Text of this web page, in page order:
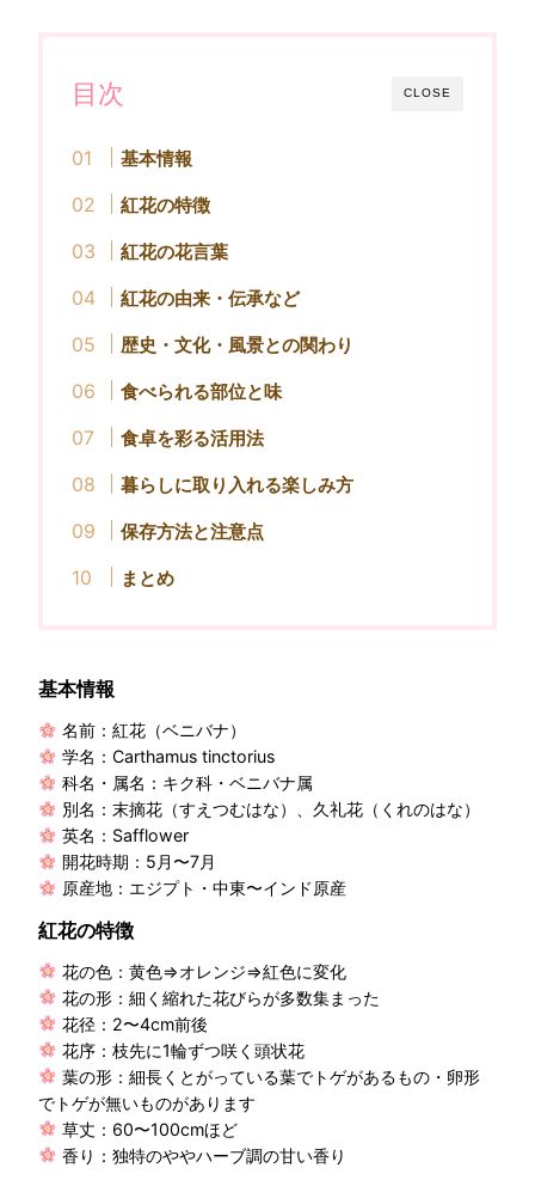
CLOSE
目次
基本情報
紅花の特徴
紅花の花言葉
紅花の由来・伝承など
歴史・文化・風景との関わり
食べられる部位と味
食卓を彩る活用法
暮らしに取り入れる楽しみ方
保存方法と注意点
まとめ
基本情報
名前：紅花（ベニバナ）
学名：Carthamus tinctorius
科名・属名：キク科・ベニバナ属
別名：末摘花（すえつむはな）、久礼花（くれのはな）
英名：Safflower
開花時期：5月〜7月
原産地：エジプト・中東〜インド原産
紅花の特徴
花の色：黄色⇒オレンジ⇒紅色に変化
花の形：細く縮れた花びらが多数集まった
花径：2〜4cm前後
花序：枝先に1輪ずつ咲く頭状花
葉の形：細長くとがっている葉でトゲがあるもの・卵形
でトゲが無いものがあります
草丈：60〜100cmほど
香り：独特のややハーブ調の甘い香り